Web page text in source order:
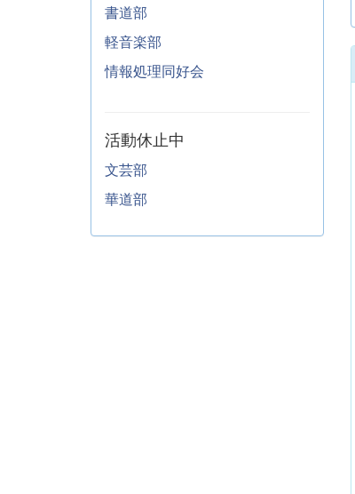
書道部
軽音楽部
情報処理同好会
活動休止中
文芸部
華道部